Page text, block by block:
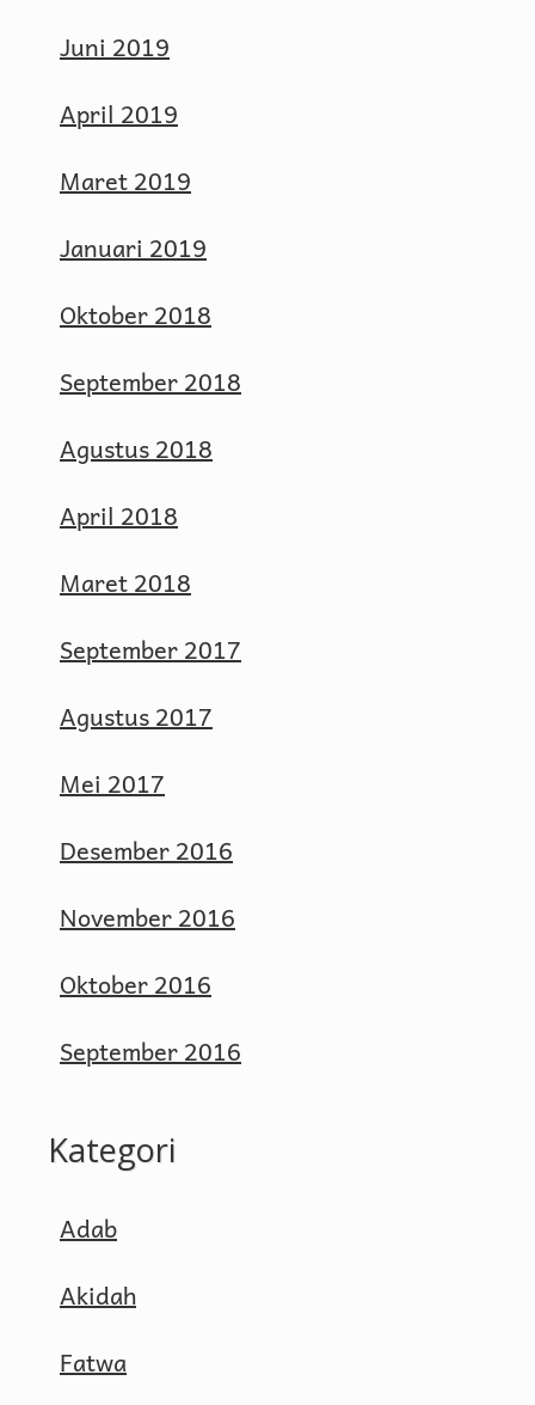
Juni 2019
April 2019
Maret 2019
Januari 2019
Oktober 2018
September 2018
Agustus 2018
April 2018
Maret 2018
September 2017
Agustus 2017
Mei 2017
Desember 2016
November 2016
Oktober 2016
September 2016
Kategori
Adab
Akidah
Fatwa